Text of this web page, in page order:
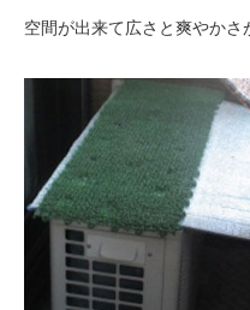
空間が出来て広さと爽やかさ